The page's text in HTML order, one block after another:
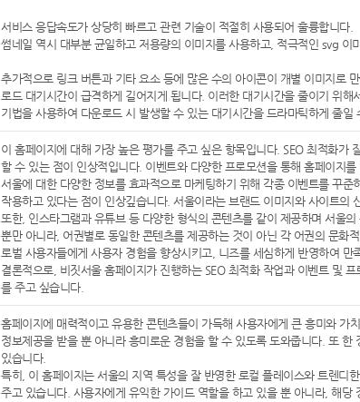
서비스 응답속도가 상당히 빠르고 관련 기술이 적절히 사용되어 훌륭합니다.
썸네일 역시 대부분 균일하고 저용량의 이미지를 사용하고, 적극적인 svg
추가적으로 링크 버튼과 기타 요소 등에 많은 수의 아이콘이 개별 이미지로
로드 대기시간이 급격하게 길어지게 됩니다. 이러한 대기시간을 줄이기 위
기법을 사용하여 다운로드 시 발생할 수 있는 대기시간을 드라마틱하게 줄일
이 홈페이지에 대해 가장 높은 평가를 주고 싶은 항목입니다. SEO 최적화가
할 수 있는 점이 인상적입니다. 이벤트와 다양한 프로모션을 통해 홈페이지
서울에 대한 다양한 정보를 효과적으로 마케팅하기 위해 각종 이벤트를 꾸
작용하고 있다는 점이 인상깊습니다. 서울이라는 브랜드 이미지와 사이트의
또한, 인스타그램과 유튜브 등 다양한 형식의 콘텐츠를 같이 제공하며 서울
뿐만 아니라, 어권별로 동일한 콘텐츠를 제공하는 것이 아닌 각 어권의 문화
로벌 사용자들에게 사용자 경험을 향상시키고, 니즈를 세심하게 반영하여 만
결론적으로, 비짓서울 홈페이지가 진행하는 SEO 최적화 작업과 이벤트 및
를 주고 싶습니다.
홈페이지에 매력적이고 유용한 콘텐츠들이 가득해 사용자에게 큰 흥미와 가
정보제공을 받을 뿐 아니라 흥미로운 경험을 할 수 있도록 도와줍니다. 또
있습니다.
특히, 이 홈페이지는 서울의 지역 특성을 잘 반영한 로컬 플레이스와 트렌디
주고 있습니다. 사용자에게 유익한 가이드 역할을 하고 있을 뿐 아니라, 해